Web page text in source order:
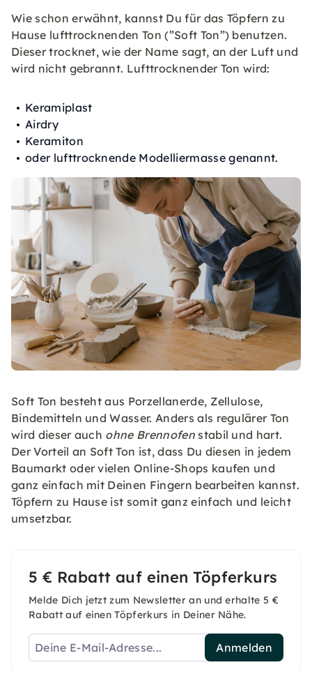
Wie schon erwähnt, kannst Du für das Töpfern zu
Hause lufttrocknenden Ton (”Soft Ton”) benutzen.
Dieser trocknet, wie der Name sagt, an der Luft und
wird nicht gebrannt. Lufttrocknender Ton wird:
Keramiplast
Airdry
Keramiton
oder lufttrocknende Modelliermasse genannt.
Soft Ton besteht aus Porzellanerde, Zellulose,
Bindemitteln und Wasser. Anders als regulärer Ton
wird dieser auch ohne Brennofenstabil und hart.
Der Vorteil an Soft Ton ist, dass Du diesen in jedem
Baumarkt oder vielen Online-Shops kaufen und
ganz einfach mit Deinen Fingern bearbeiten kannst.
Töpfern zu Hause ist somit ganz einfach und leicht
umsetzbar.
5 € Rabatt auf einen Töpferkurs
Melde Dich jetzt zum Newsletter an und erhalte 5 €
Rabatt auf einen Töpferkurs in Deiner Nähe.
Anmelden